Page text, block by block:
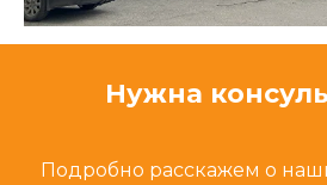
Нужна
Подробно расскажем о